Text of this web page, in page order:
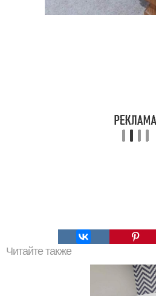
Читайте также